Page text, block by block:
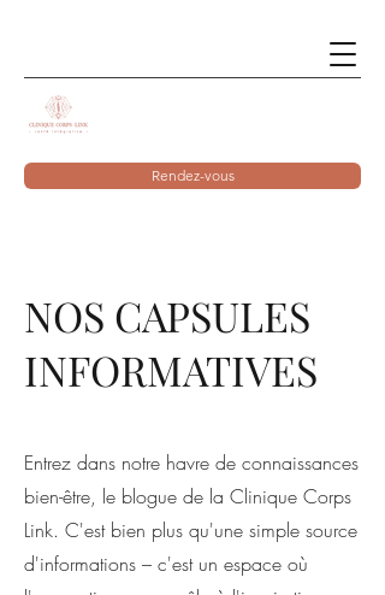
Rendez-vous
NOS CAPSULES
INFORMATIVES
Entrez dans notre havre de connaissances
bien-être, le blogue de la Clinique Corps
Link. C'est bien plus qu'une simple source
d'informations – c'est un espace où